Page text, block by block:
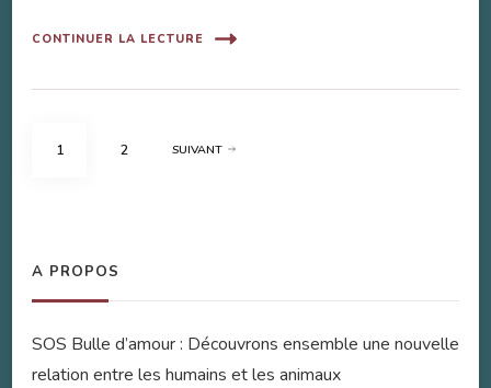
CONTINUER LA LECTURE
Pagination
PAGE
1 PAGE
2 SUIVANT
A PROPOS
SOS Bulle d’amour : Découvrons ensemble une nouvelle
relation entre les humains et les animaux